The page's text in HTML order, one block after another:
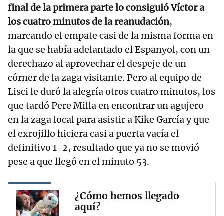
final de la primera parte lo consiguió Víctor a
los cuatro minutos de la reanudación,
marcando el empate casi de la misma forma en
la que se había adelantado el Espanyol, con un
derechazo al aprovechar el despeje de un
córner de la zaga visitante. Pero al equipo de
Lisci le duró la alegría otros cuatro minutos, los
que tardó Pere Milla en encontrar un agujero
en la zaga local para asistir a Kike García y que
el exrojillo hiciera casi a puerta vacía el
definitivo 1-2, resultado que ya no se movió
pese a que llegó en el minuto 53.
¿Cómo hemos llegado
aquí?